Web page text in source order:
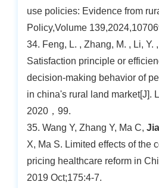
use policies: Evidence from
Policy,Volume
34. Feng, L. , Zhang, M. , Li, Y.
Satisfaction principle or
decision-making behavior of
in china's rural land market[J].
2020，99.
35. Wang Y, Zhang Y, Ma C,
X, Ma S. Limited effects of the
pricing healthcare reform in
2019 Oct;175:4-7.